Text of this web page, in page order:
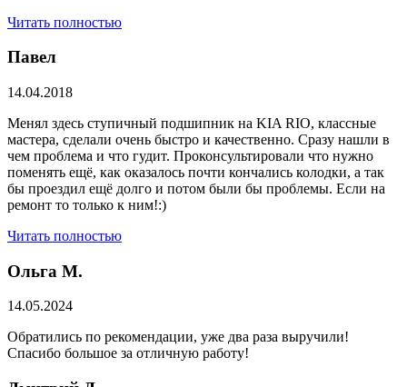
Читать полностью
Павел
14.04.2018
Менял здесь ступичный подшипник на KIA RIO, классные
мастера, сделали очень быстро и качественно. Сразу нашли в
чем проблема и что гудит. Проконсультировали что нужно
поменять ещё, как оказалось почти кончались колодки, а так
бы проездил ещё долго и потом были бы проблемы. Если на
ремонт то только к ним!:)
Читать полностью
Ольга М.
14.05.2024
Обратились по рекомендации, уже два раза выручили!
Спасибо большое за отличную работу!